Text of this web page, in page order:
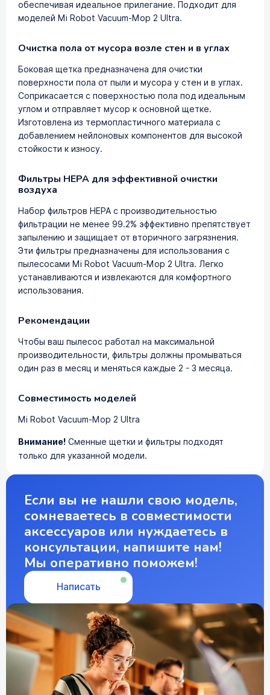
обеспечивая идеальное прилегание. Подходит для
моделей Mi Robot Vacuum-Mop 2 Ultra.
Очистка пола от мусора возле стен и в углах
Боковая щетка предназначена для очистки
поверхности пола от пыли и мусора у стен и в углах.
Соприкасается с поверхностью пола под идеальным
углом и отправляет мусор к основной щетке.
Изготовлена из термопластичного материала с
добавлением нейлоновых компонентов для высокой
стойкости к износу.
Фильтры HEPA для эффективной очистки
воздуха
Набор фильтров HEPA с производительностью
фильтрации не менее 99.2% эффективно препятствует
запылению и защищает от вторичного загрязнения.
Эти фильтры предназначены для использования с
пылесосами Mi Robot Vacuum-Mop 2 Ultra. Легко
устанавливаются и извлекаются для комфортного
использования.
Рекомендации
Чтобы ваш пылесос работал на максимальной
производительности, фильтры должны промываться
один раз в месяц и меняться каждые 2 - 3 месяца.
Совместимость моделей
Mi Robot Vacuum-Mop 2 Ultra
Внимание! Сменные щетки и фильтры подходят
только для указанной модели.
Если вы не нашли свою модель,
сомневаетесь в совместимости
аксессуаров или нуждаетесь в
консультации, напишите нам!
Мы оперативно поможем!
Написать